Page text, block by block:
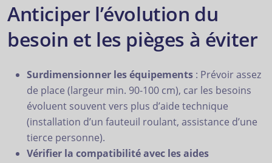
Anticiper l’évolution du
besoin et les pièges à éviter
Surdimensionner les équipements : Prévoir assez
de place (largeur min. 90-100 cm), car les besoins
évoluent souvent vers plus d’aide technique
(installation d’un fauteuil roulant, assistance d’une
tierce personne).
Vérifier la compatibilité avec les aides